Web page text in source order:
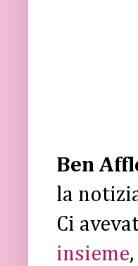
Ben
la
Ci
insieme